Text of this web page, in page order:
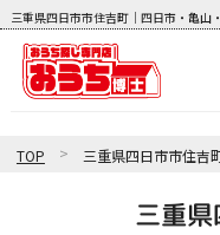
TOP > 三重県四日市市住吉
三重